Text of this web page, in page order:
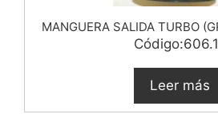
MANGUERA SALIDA TURBO
Leer más